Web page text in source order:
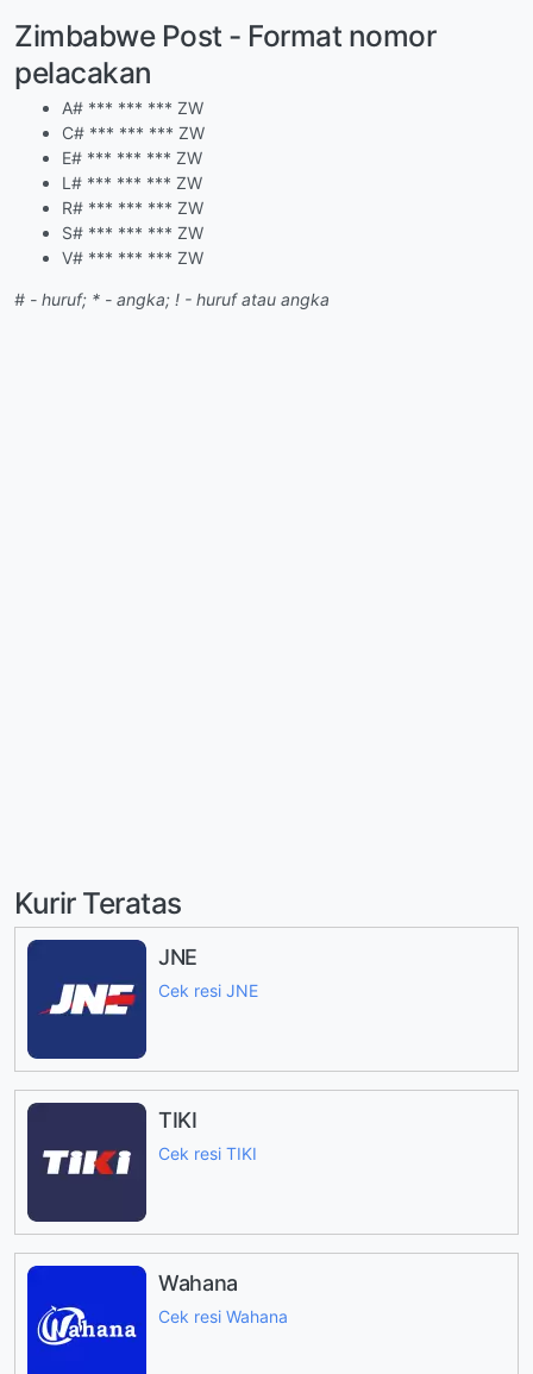
Zimbabwe Post - Format nomor
pelacakan
A# *** *** *** ZW
C# *** *** *** ZW
E# *** *** *** ZW
L# *** *** *** ZW
R# *** *** *** ZW
S# *** *** *** ZW
V# *** *** *** ZW
# - huruf; * - angka; ! - huruf atau angka
Kurir Teratas
JNE
Cek resi JNE
TIKI
Cek resi TIKI
Wahana
Cek resi Wahana